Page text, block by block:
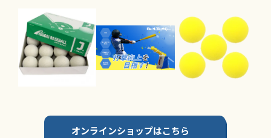
オンラインショップはこちら